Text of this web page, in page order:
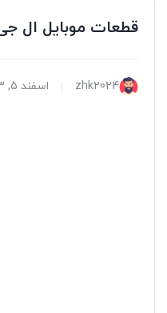
قطعات موبایل ال
zhk2024 اسفند 5, 1403